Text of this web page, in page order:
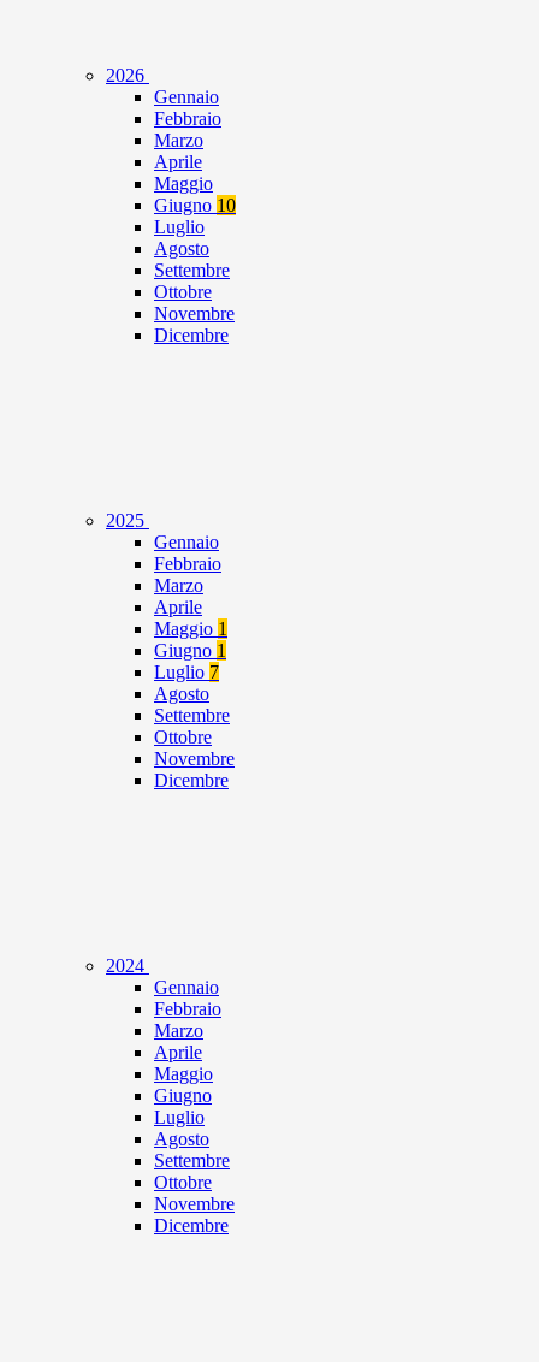
2026
Gennaio
Febbraio
Marzo
Aprile
Maggio
Giugno 10
Luglio
Agosto
Settembre
Ottobre
Novembre
Dicembre
2025
Gennaio
Febbraio
Marzo
Aprile
Maggio 1
Giugno 1
Luglio 7
Agosto
Settembre
Ottobre
Novembre
Dicembre
2024
Gennaio
Febbraio
Marzo
Aprile
Maggio
Giugno
Luglio
Agosto
Settembre
Ottobre
Novembre
Dicembre